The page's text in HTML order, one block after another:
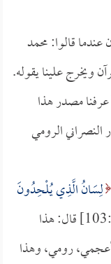
عندما قالوا: محمد
ويخرج علينا يقوله.
عرفنا مصدر هذا
النصراني الرومي
لِسَانُ الَّذِي يُلْحِدُونَ
[النحل:103] قال: هذا
رومي، وهذا